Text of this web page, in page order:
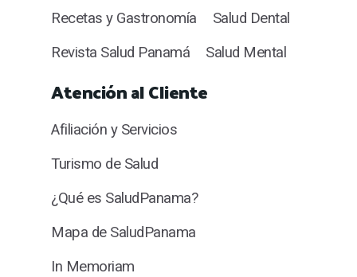
Recetas y Gastronomía
Salud Dental
Revista Salud Panamá
Salud Mental
Atención al Cliente
Afiliación y Servicios
Turismo de Salud
¿Qué es SaludPanama?
Mapa de SaludPanama
In Memoriam